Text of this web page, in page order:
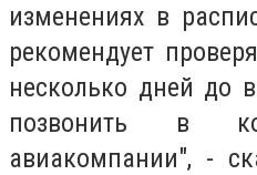
изменениях в
рекомендует
несколько дней до
позвонить в
авиакомпании", -